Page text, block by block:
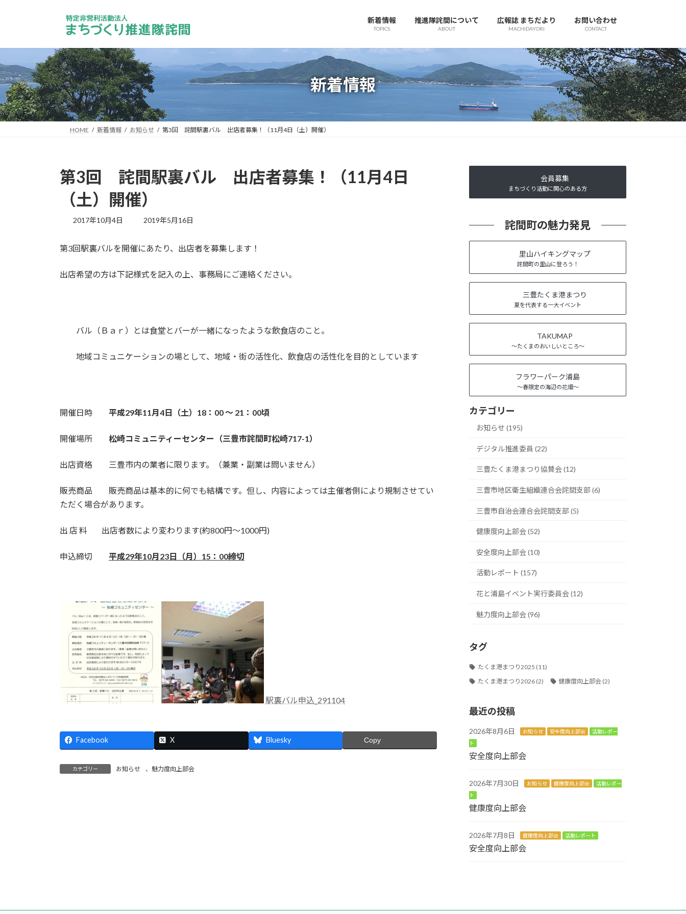
へ
ス
キ
ッ
プ
ョ
ン
に
移
動
新着情報
TOPICS
推進隊詫間について
ABOUT
広報誌 まちだより
MACHIDAYORI
お問い合わせ
CONTACT
新着情報
HOME 新着情報 お知らせ 第3回 詫間駅裏バル 出店者募集！（11月4日（土）開催）
第3回 詫間駅裏バル 出店者募集！（11月4日
（土）開催）
2017年10月4日
最
新
時
:
2019年5月16日
第3回駅裏バルを開催にあたり、出店者を募集します！
出店希望の方は下記様式を記入の上、事務局にご連絡ください。
バル（Ｂａｒ）とは食堂とバーが一緒になったような飲食店のこと。
地域コミュニケーションの場として、地域・街の活性化、飲食店の活性化を目的としています
開催日時 平成29年11月4日（土）18：00 ～ 21：00頃
開催場所 松崎コミュニティーセンター（三豊市詫間町松崎717-1）
出店資格 三豊市内の業者に限ります。（兼業・副業は問いません）
販売商品 販売商品は基本的に何でも結構です。但し、内容によっては主催者側により規制させてい
ただく場合があります。
出 店 料 出店者数により変わります(約800円～1000円)
申込締切 平成29年10月23日（月）15：00締切
駅裏バル申込_291104
Facebook X Bluesky Copy
カテゴリー お知らせ 、 魅力度向上部会
会員募集
まちづくり活動に関心のある方
詫間町の魅力発見
里山ハイキングマップ
詫間町の里山に登ろう！
三豊たくま港まつり
夏を代表する一大イベント
TAKUMAP
～たくまのおいしいところ～
フラワーパーク浦島
～春限定の海辺の花畑～
カテゴリー
お知らせ (195)
デジタル推進委員 (22)
三豊たくま港まつり協賛会 (12)
三豊市地区衛生組織連合会詫間支部 (6)
三豊市自治会連合会詫間支部 (5)
健康度向上部会 (52)
安全度向上部会 (10)
活動レポート (157)
花と浦島イベント実行委員会 (12)
魅力度向上部会 (96)
タグ
たくま港まつり2025 (11)
たくま港まつり2026 (2) 健康度向上部会 (2)
最近の投稿
2026年8月6日 お知らせ 安全度向上部会
活動レポー
ト
安全度向上部会
2026年7月30日 お知らせ 健康度向上部会
活動レポー
ト
健康度向上部会
2026年7月8日 健康度向上部会 活動レポート
安全度向上部会